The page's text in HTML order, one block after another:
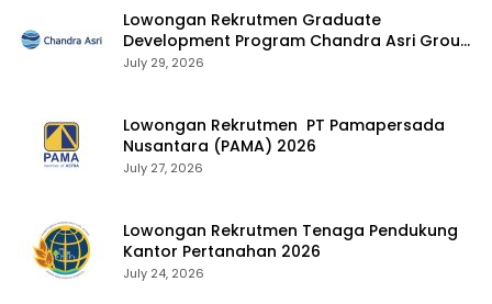
Lowongan Rekrutmen Graduate
Development Program Chandra Asri Group
2026
July 29, 2026
Lowongan Rekrutmen PT Pamapersada
Nusantara (PAMA) 2026
July 27, 2026
Lowongan Rekrutmen Tenaga Pendukung
Kantor Pertanahan 2026
July 24, 2026